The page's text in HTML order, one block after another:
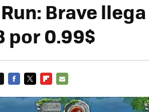
Brave
por 0.99$
MAIL